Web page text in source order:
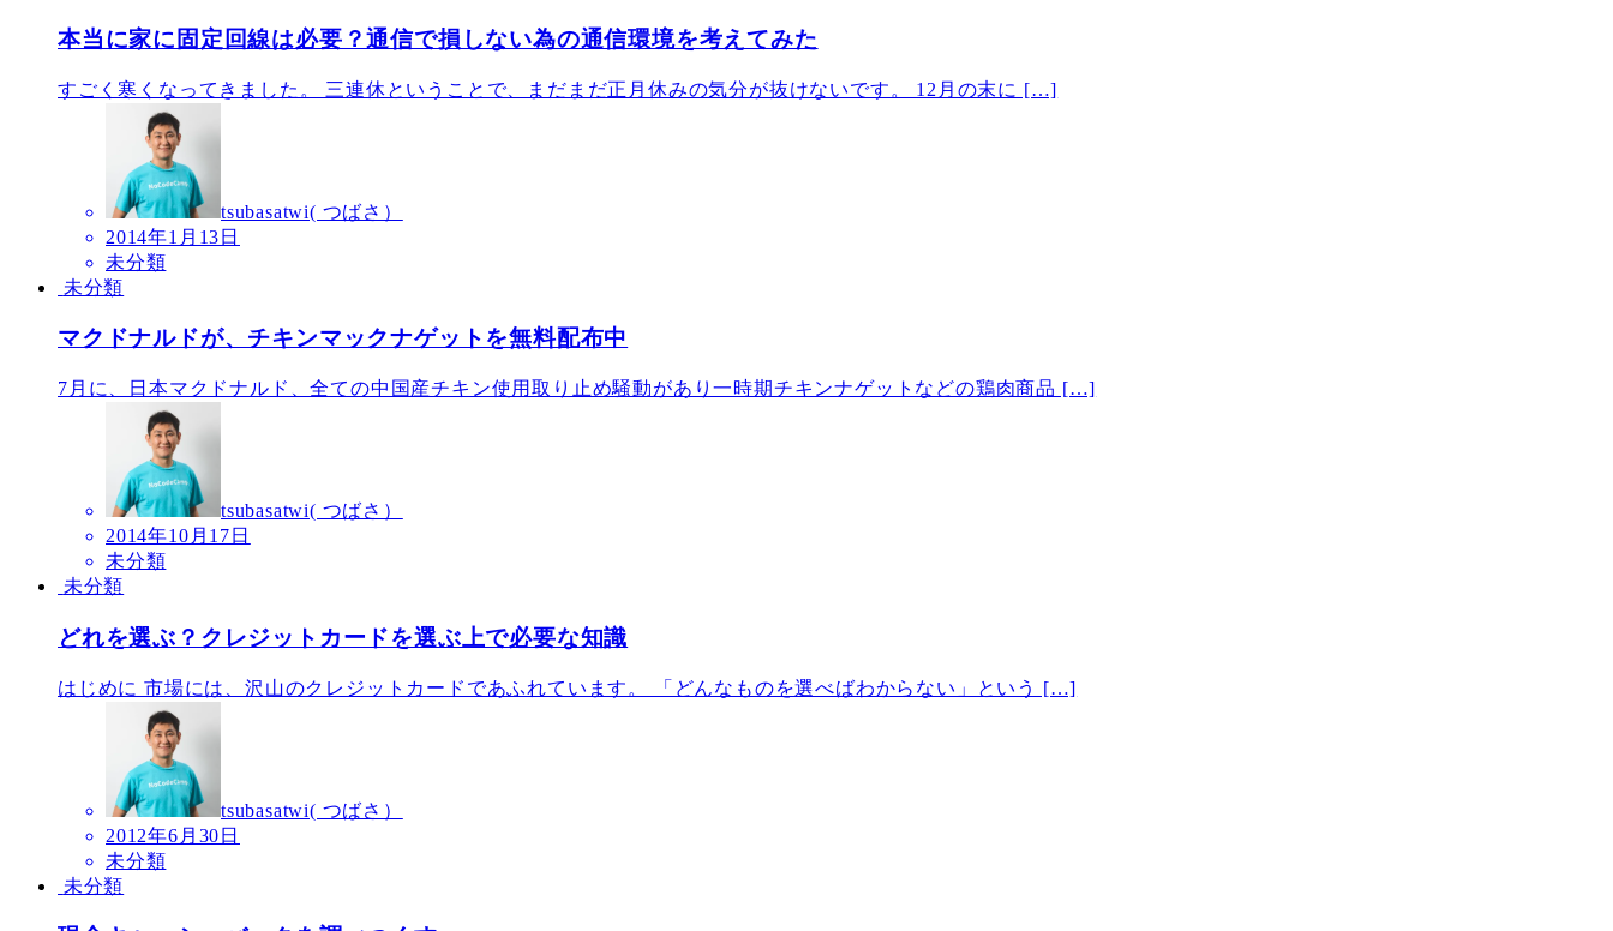
本当に家に固定回線は必要？通信で損しない為の通信環境を考えてみた
すごく寒くなってきました。 三連休ということで、まだまだ正月休みの気分が抜けないです。 12月の末に […]
tsubasatwi( つばさ）
2014年1月13日
未分類
未分類
マクドナルドが、チキンマックナゲットを無料配布中
7月に、日本マクドナルド、全ての中国産チキン使用取り止め騒動があり一時期チキンナゲットなどの鶏肉商品 […]
tsubasatwi( つばさ）
2014年10月17日
未分類
未分類
どれを選ぶ？クレジットカードを選ぶ上で必要な知識
はじめに 市場には、沢山のクレジットカードであふれています。 「どんなものを選べばわからない」という […]
tsubasatwi( つばさ）
2012年6月30日
未分類
未分類